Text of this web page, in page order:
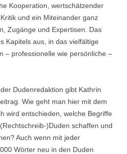
Kooperation, wertschätzender
und ein Miteinander ganz
Zugänge und Expertisen. Das
Kapitels aus, in das vielfältige
– professionelle wie persönliche –
Dudenredaktion gibt Kathrin
Wie geht man hier mit dem
wird entschieden, welche Begriffe
)Duden schaffen und
Auch wenn mit jeder
Wörter neu in den Duden